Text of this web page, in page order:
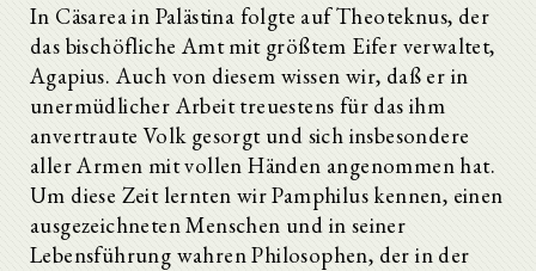
In Cäsarea in Palästina folgte auf Theoteknus, der
das bischöfliche Amt mit größtem Eifer verwaltet,
Agapius. Auch von diesem wissen wir, daß er in
unermüdlicher Arbeit treuestens für das ihm
anvertraute Volk gesorgt und sich insbesondere
aller Armen mit vollen Händen angenommen hat.
Um diese Zeit lernten wir Pamphilus kennen, einen
ausgezeichneten Menschen und in seiner
Lebensführung wahren Philosophen, der in der